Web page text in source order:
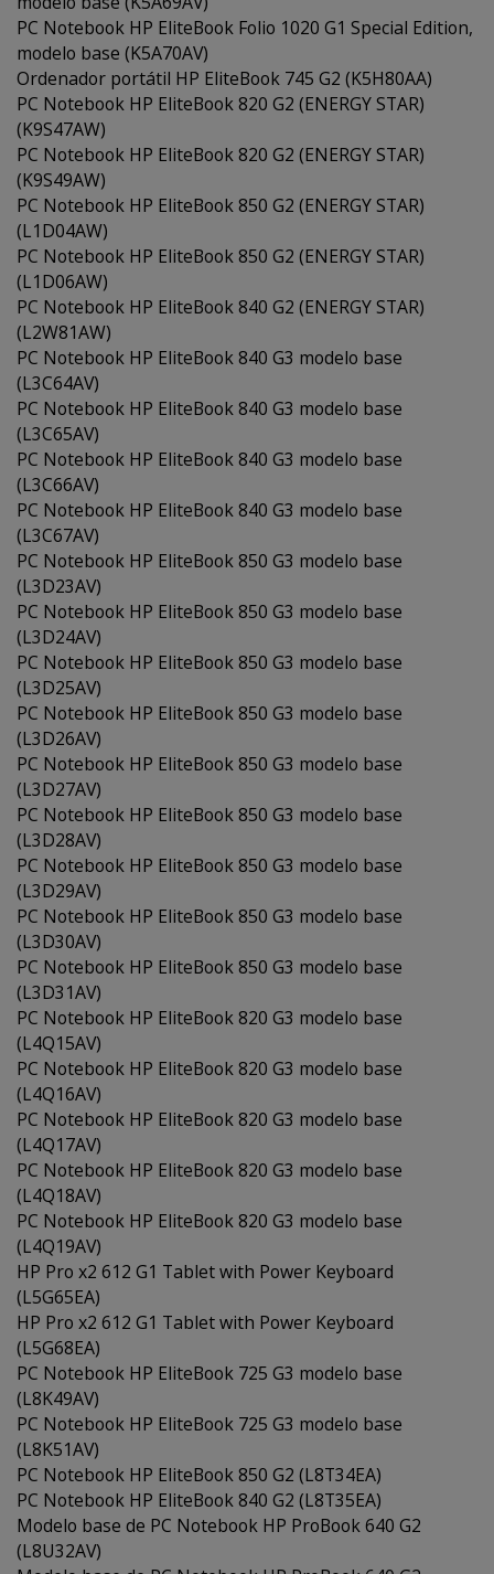
PC Notebook HP EliteBook Folio 1020 G1 Special Edition,
modelo base (K5A70AV)
Ordenador portátil HP EliteBook 745 G2 (K5H80AA)
PC Notebook HP EliteBook 820 G2 (ENERGY STAR)
(K9S47AW)
PC Notebook HP EliteBook 820 G2 (ENERGY STAR)
(K9S49AW)
PC Notebook HP EliteBook 850 G2 (ENERGY STAR)
(L1D04AW)
PC Notebook HP EliteBook 850 G2 (ENERGY STAR)
(L1D06AW)
PC Notebook HP EliteBook 840 G2 (ENERGY STAR)
(L2W81AW)
PC Notebook HP EliteBook 840 G3 modelo base
(L3C64AV)
PC Notebook HP EliteBook 840 G3 modelo base
(L3C65AV)
PC Notebook HP EliteBook 840 G3 modelo base
(L3C66AV)
PC Notebook HP EliteBook 840 G3 modelo base
(L3C67AV)
PC Notebook HP EliteBook 850 G3 modelo base
(L3D23AV)
PC Notebook HP EliteBook 850 G3 modelo base
(L3D24AV)
PC Notebook HP EliteBook 850 G3 modelo base
(L3D25AV)
PC Notebook HP EliteBook 850 G3 modelo base
(L3D26AV)
PC Notebook HP EliteBook 850 G3 modelo base
(L3D27AV)
PC Notebook HP EliteBook 850 G3 modelo base
(L3D28AV)
PC Notebook HP EliteBook 850 G3 modelo base
(L3D29AV)
PC Notebook HP EliteBook 850 G3 modelo base
(L3D30AV)
PC Notebook HP EliteBook 850 G3 modelo base
(L3D31AV)
PC Notebook HP EliteBook 820 G3 modelo base
(L4Q15AV)
PC Notebook HP EliteBook 820 G3 modelo base
(L4Q16AV)
PC Notebook HP EliteBook 820 G3 modelo base
(L4Q17AV)
PC Notebook HP EliteBook 820 G3 modelo base
(L4Q18AV)
PC Notebook HP EliteBook 820 G3 modelo base
(L4Q19AV)
HP Pro x2 612 G1 Tablet with Power Keyboard
(L5G65EA)
HP Pro x2 612 G1 Tablet with Power Keyboard
(L5G68EA)
PC Notebook HP EliteBook 725 G3 modelo base
(L8K49AV)
PC Notebook HP EliteBook 725 G3 modelo base
(L8K51AV)
PC Notebook HP EliteBook 850 G2 (L8T34EA)
PC Notebook HP EliteBook 840 G2 (L8T35EA)
Modelo base de PC Notebook HP ProBook 640 G2
(L8U32AV)